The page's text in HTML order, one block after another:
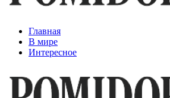
Главная
В мире
Интересное